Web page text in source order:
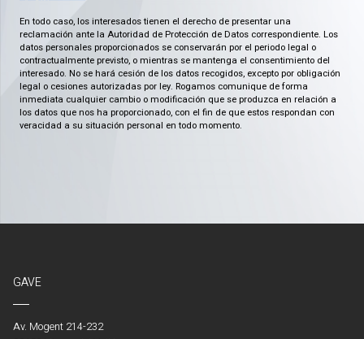
En todo caso, los interesados tienen el derecho de presentar una
reclamación ante la Autoridad de Protección de Datos correspondiente. Los
datos personales proporcionados se conservarán por el periodo legal o
contractualmente previsto, o mientras se mantenga el consentimiento del
interesado. No se hará cesión de los datos recogidos, excepto por obligación
legal o cesiones autorizadas por ley. Rogamos comunique de forma
inmediata cualquier cambio o modificación que se produzca en relación a
los datos que nos ha proporcionado, con el fin de que estos respondan con
veracidad a su situación personal en todo momento.
GAVE
Av. Mogent 214-232